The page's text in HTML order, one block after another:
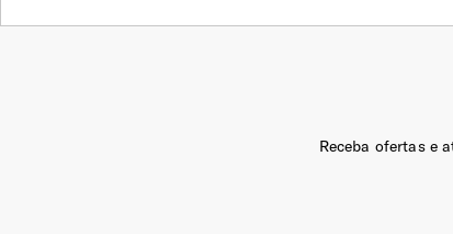
Receba ofertas e